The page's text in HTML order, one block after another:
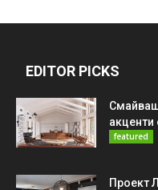
EDITOR PICKS
акценти
featured
Проект